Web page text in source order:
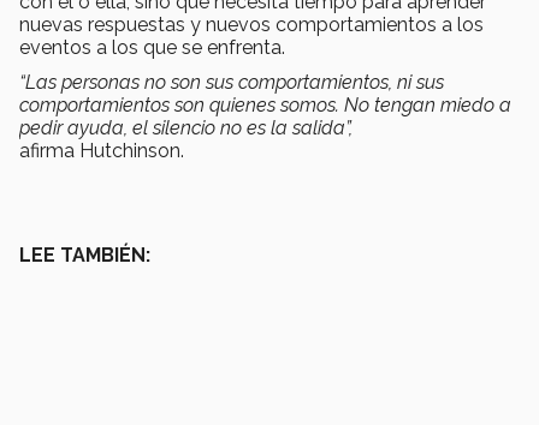
nuevas respuestas y nuevos comportamientos a los
eventos a los que se enfrenta.
“Las personas no son sus comportamientos, ni sus
comportamientos son quienes somos. No tengan miedo a
pedir ayuda, el silencio no es la salida”,
afirma Hutchinson.
LEE TAMBIÉN: